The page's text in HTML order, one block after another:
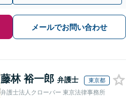
メールでお問い合わせ
藤林 裕一郎 弁護士 東京都
弁護士法人クローバー 東京法律事務所